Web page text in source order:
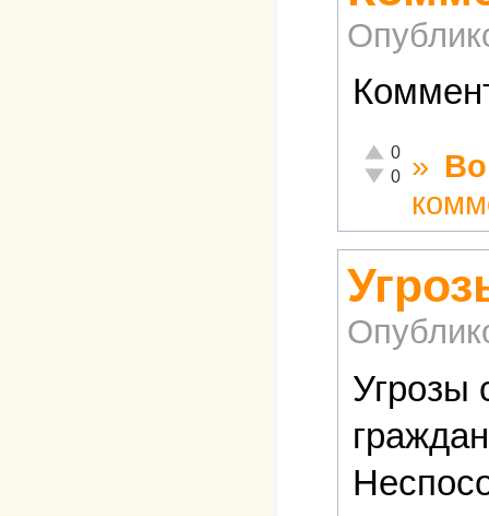
Отлично!
0
Неадекватно!
0 »
Угрозы